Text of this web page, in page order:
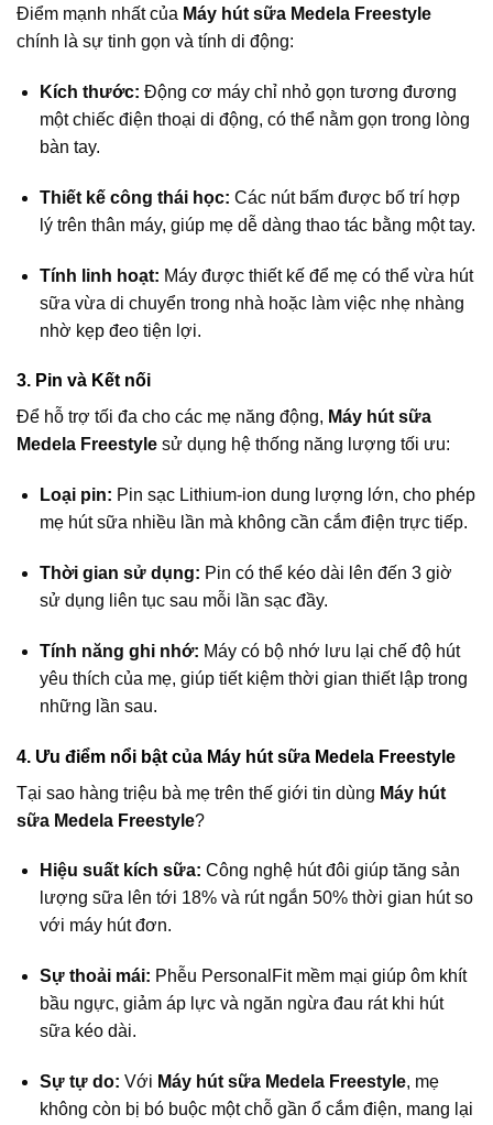
Điểm mạnh nhất của Máy hút sữa Medela Freestyle
chính là sự tinh gọn và tính di động:
Kích thước: Động cơ máy chỉ nhỏ gọn tương đương
một chiếc điện thoại di động, có thể nằm gọn trong lòng
bàn tay.
Thiết kế công thái học: Các nút bấm được bố trí hợp
lý trên thân máy, giúp mẹ dễ dàng thao tác bằng một tay.
Tính linh hoạt: Máy được thiết kế để mẹ có thể vừa hút
sữa vừa di chuyển trong nhà hoặc làm việc nhẹ nhàng
nhờ kẹp đeo tiện lợi.
3. Pin và Kết nối
Để hỗ trợ tối đa cho các mẹ năng động, Máy hút sữa
Medela Freestyle sử dụng hệ thống năng lượng tối ưu:
Loại pin: Pin sạc Lithium-ion dung lượng lớn, cho phép
mẹ hút sữa nhiều lần mà không cần cắm điện trực tiếp.
Thời gian sử dụng: Pin có thể kéo dài lên đến 3 giờ
sử dụng liên tục sau mỗi lần sạc đầy.
Tính năng ghi nhớ: Máy có bộ nhớ lưu lại chế độ hút
yêu thích của mẹ, giúp tiết kiệm thời gian thiết lập trong
những lần sau.
4. Ưu điểm nổi bật của Máy hút sữa Medela Freestyle
Tại sao hàng triệu bà mẹ trên thế giới tin dùng Máy hút
sữa Medela Freestyle?
Hiệu suất kích sữa: Công nghệ hút đôi giúp tăng sản
lượng sữa lên tới 18% và rút ngắn 50% thời gian hút so
với máy hút đơn.
Sự thoải mái: Phễu PersonalFit mềm mại giúp ôm khít
bầu ngực, giảm áp lực và ngăn ngừa đau rát khi hút
sữa kéo dài.
Sự tự do: Với Máy hút sữa Medela Freestyle, mẹ
không còn bị bó buộc một chỗ gần ổ cắm điện, mang lại